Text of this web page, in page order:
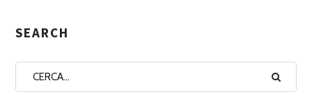
G
A
SEARCH